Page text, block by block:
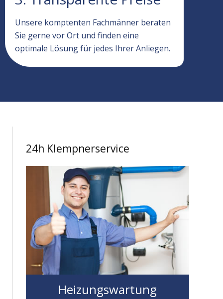
Unsere komptenten Fachmänner beraten
Sie gerne vor Ort und finden eine
optimale Lösung für jedes Ihrer Anliegen.
24h Klempnerservice
Heizungswartung